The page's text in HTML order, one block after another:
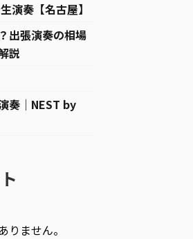
演奏【名古屋】
出張演奏の相場
説
奏｜NEST by
りません。